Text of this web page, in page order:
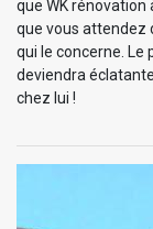
que WK rénovation
que vous attendez
qui le concerne. Le
deviendra
chez lui !